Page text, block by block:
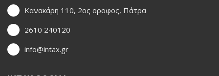
Κανακάρη 110, 2ος οροφος, Πάτρα
2610 240120
info@intax.gr